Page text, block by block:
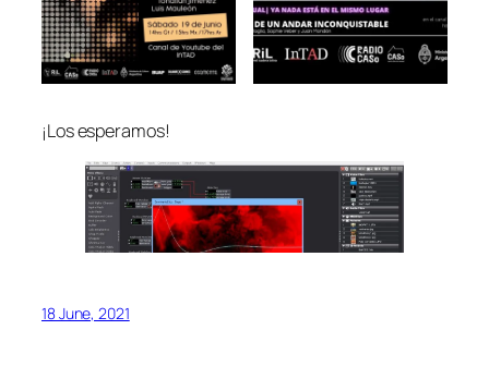
¡Los esperamos!
18 June, 2021